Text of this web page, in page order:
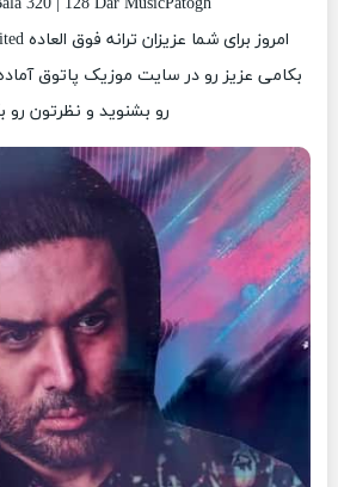
بکامی عزیز رو در سایت موزیک پاتوق
رو بشنوید و نظرتون رو